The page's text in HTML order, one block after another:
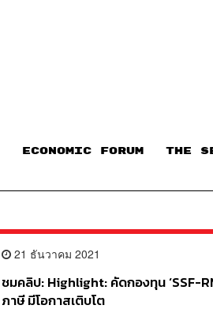
ECONOMIC FORUM THE
21 ธันวาคม 2021
ชมคลิป: Highlight: คัดกองทุน ‘SSF-
ภาษี มีโอกาสเติบโต